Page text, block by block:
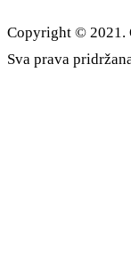
Copyright © 2021.
Sva prava